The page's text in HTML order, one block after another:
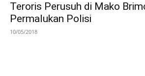
Teroris Perusuh di Mako
Permalukan Polisi
10/05/2018